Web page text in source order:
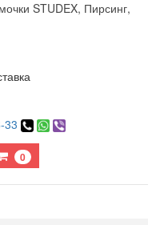
STUDEX, Пирсинг,
33
0